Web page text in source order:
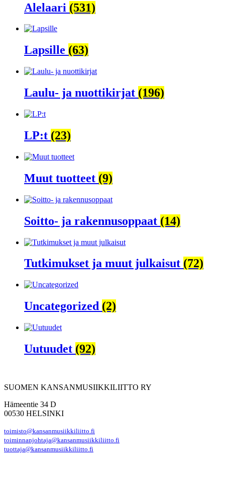
Alelaari (531)
Lapsille (63)
Laulu- ja nuottikirjat (196)
LP:t (23)
Muut tuotteet (9)
Soitto- ja rakennusoppaat (14)
Tutkimukset ja muut julkaisut (72)
Uncategorized (2)
Uutuudet (92)
SUOMEN KANSANMUSIIKKILIITTO RY
Hämeentie 34 D
00530 HELSINKI
toimisto@kansanmusiikkiliitto.fi
toiminnanjohtaja@kansanmusiikkiliitto.fi
tuottaja@kansanmusiikkiliitto.fi